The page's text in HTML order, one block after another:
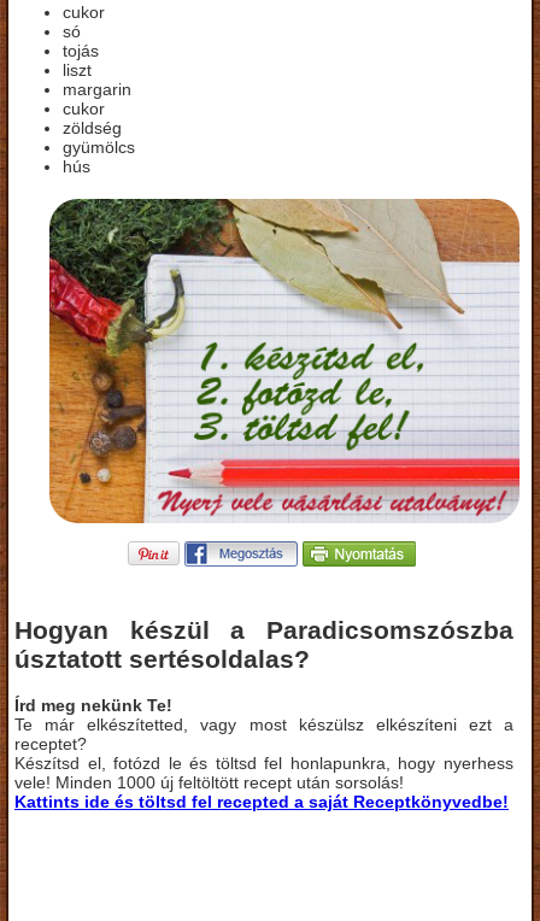
cukor
só
tojás
liszt
margarin
cukor
zöldség
gyümölcs
hús
Hogyan készül a Paradicsomszószba
úsztatott sertésoldalas?
Írd meg nekünk Te!
Te már elkészítetted, vagy most készülsz elkészíteni ezt a
receptet?
Készítsd el, fotózd le és töltsd fel honlapunkra, hogy nyerhess
vele! Minden 1000 új feltöltött recept után sorsolás!
Kattints ide és töltsd fel recepted a saját Receptkönyvedbe!